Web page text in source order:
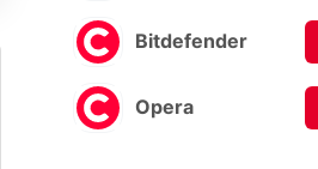
Bitdefender
Opera